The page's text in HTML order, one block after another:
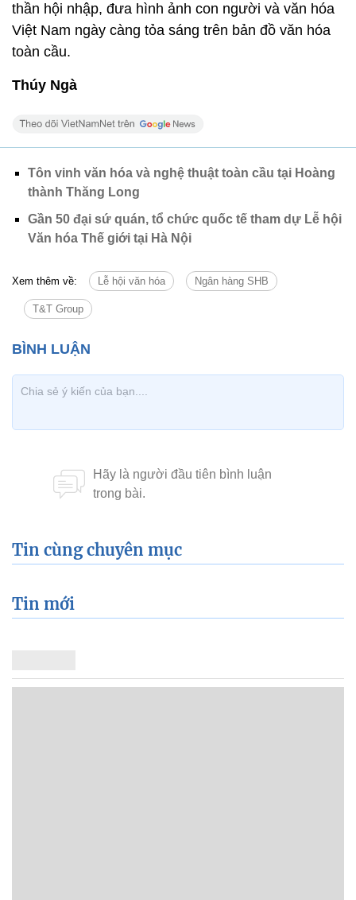
thần hội nhập, đưa hình ảnh con người và văn hóa
Việt Nam ngày càng tỏa sáng trên bản đồ văn hóa
toàn cầu.
Thúy Ngà
Tôn vinh văn hóa và nghệ thuật toàn cầu tại Hoàng
thành Thăng Long
Gần 50 đại sứ quán, tổ chức quốc tế tham dự Lễ hội
Văn hóa Thế giới tại Hà Nội
Xem thêm về: Lễ hội văn hóa Ngân hàng SHB
T&T Group
Tin cùng chuyên mục
Tin mới